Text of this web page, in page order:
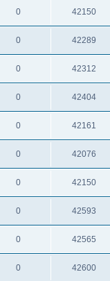
0 42150
0 42289
0 42312
0 42404
0 42161
0 42076
0 42150
0 42593
0 42565
0 42600